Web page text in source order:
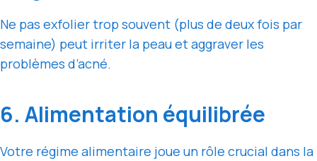
Ne pas exfolier trop souvent (plus de deux fois par
semaine) peut irriter la peau et aggraver les
problèmes d’acné.
6. Alimentation équilibrée
Votre régime alimentaire joue un rôle crucial dans la